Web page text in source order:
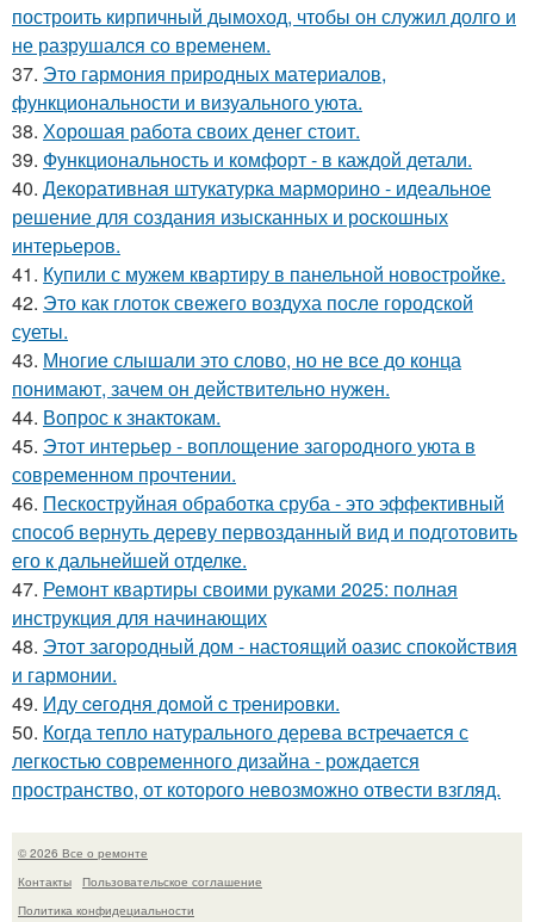
построить кирпичный дымоход, чтобы он служил долго и
не разрушался со временем.
37. Это гармония природных материалов,
функциональности и визуального уюта.
38. Хорошая работа своих денег стоит.
39. Функциональность и комфорт - в каждой детали.
40. Декоративная штукатурка марморино - идеальное
решение для создания изысканных и роскошных
интерьеров.
41. Купили с мужем квартиру в панельной новостройке.
42. Это как глоток свежего воздуха после городской
суеты.
43. Многие слышали это слово, но не все до конца
понимают, зачем он действительно нужен.
44. Вопрос к знактокам.
45. Этот интерьер - воплощение загородного уюта в
современном прочтении.
46. Пескоструйная обработка сруба - это эффективный
способ вернуть дереву первозданный вид и подготовить
его к дальнейшей отделке.
47. Ремонт квартиры своими руками 2025: полная
инструкция для начинающих
48. Этот загородный дом - настоящий оазис спокойствия
и гармонии.
49. Иду ceгoдня дoмoй c тpeниpoвки.
50. Когда тепло натурального дерева встречается с
легкостью современного дизайна - рождается
пространство, от которого невозможно отвести взгляд.
© 2026 Все о ремонте
Контакты
Пользовательское соглашение
Политика конфидециальности